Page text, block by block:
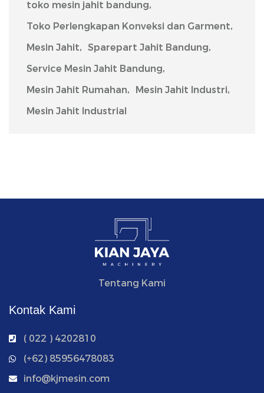
toko mesin jahit bandung,
Toko Perlengkapan Konveksi dan Garment,
Mesin Jahit, Sparepart Jahit Bandung,
Service Mesin Jahit Bandung,
Mesin Jahit Rumahan, Mesin Jahit Industri,
Mesin Jahit Industrial
Tentang Kami
Kontak Kami
( 022 ) 4202810
‭(+62) 85956478083
info@kjmesin.com